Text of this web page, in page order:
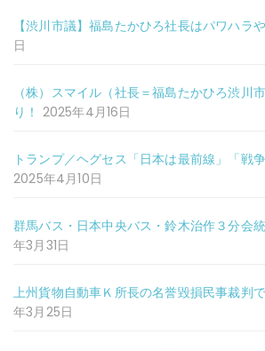
【渋川市議】福島たかひろ社長はパワハラ
日
（株）スマイル（社長＝福島たかひろ渋川
り！ 2025年4月16日
トランプ／ヘグセス「日本は最前線」「戦
2025年4月10日
群馬バス・日本中央バス・鈴木治作３分会
年3月31日
上州貨物自動車Ｋ所長の名誉毀損民事裁判
年3月25日